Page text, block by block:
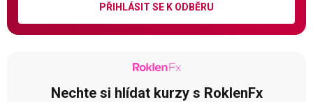
PŘIHLÁSIT SE K ODBĚRU
Nechte si hlídat kurzy s RoklenFx